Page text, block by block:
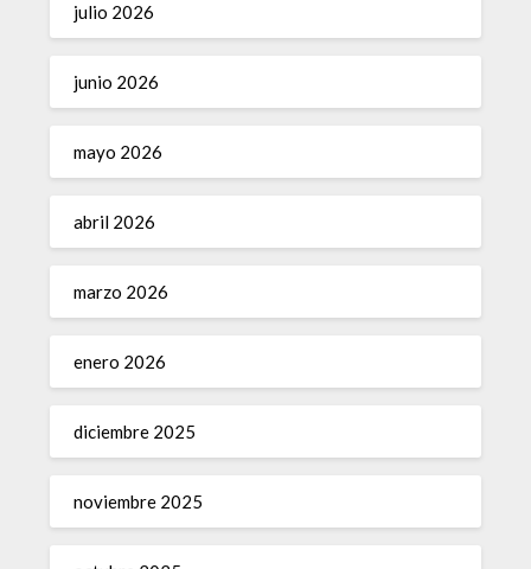
julio 2026
junio 2026
mayo 2026
abril 2026
marzo 2026
enero 2026
diciembre 2025
noviembre 2025